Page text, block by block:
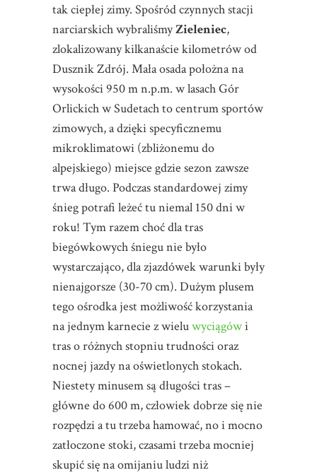
tak ciepłej zimy. Spośród czynnych stacji
narciarskich wybraliśmyZieleniec,
zlokalizowany kilkanaście kilometrów od
Dusznik Zdrój. Mała osada położna na
wysokości 950 m n.p.m. w lasach Gór
Orlickich w Sudetach to centrum sportów
zimowych, a dzięki specyficznemu
mikroklimatowi (zbliżonemu do
alpejskiego) miejsce gdzie sezon zawsze
trwa długo. Podczas standardowej zimy
śnieg potrafi leżeć tu niemal 150 dni w
roku! Tym razem choć dla tras
biegówkowych śniegu nie było
wystarczająco, dla zjazdówek warunki były
nienajgorsze (30-70 cm). Dużym plusem
tego ośrodka jest możliwość korzystania
na jednym karnecie z wieluwyciągówi
tras o różnych stopniu trudności oraz
nocnej jazdy na oświetlonych stokach.
Niestety minusem są długości tras –
główne do 600 m, człowiek dobrze się nie
rozpędzi a tu trzeba hamować, no i mocno
zatłoczone stoki, czasami trzeba mocniej
skupić się na omijaniu ludzi niż